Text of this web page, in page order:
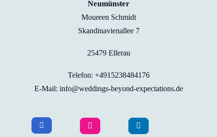
Neumünster
Moureen Schmidt
Skandinavienallee 7
25479 Ellerau
Telefon: +4915238484176
E-Mail: info@weddings-beyond-expectations.de